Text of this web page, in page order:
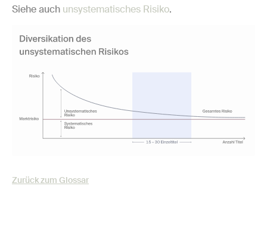
Siehe auch unsystematisches Risiko.
Zurück zum Glossar